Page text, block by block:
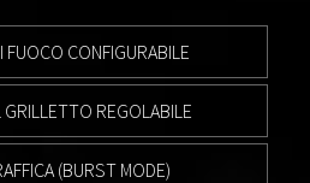
CONFIGURABILE
REGOLABILE
(BURST MODE)